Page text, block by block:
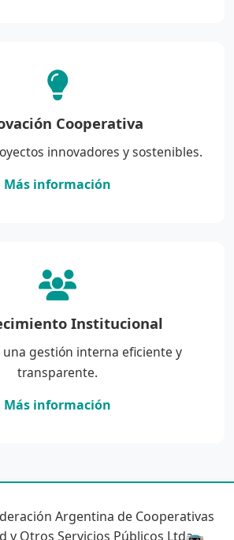
Cooperativa
innovadores y sostenibles.
Más información
Institucional
una gestión interna eficiente y
transparente.
Más información
Argentina de Cooperativas
y Otros Servicios Públicos Ltda.